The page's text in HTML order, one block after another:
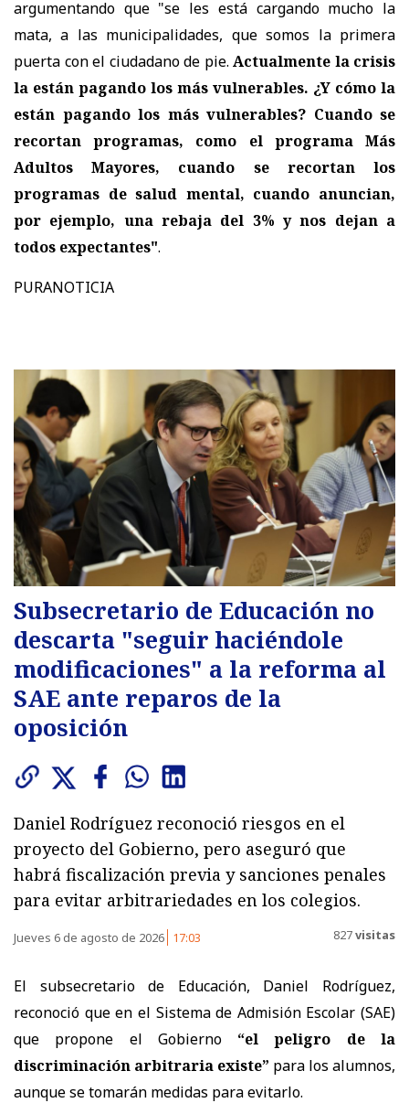
argumentando que "se les está cargando mucho la
mata, a las municipalidades, que somos la primera
puerta con el ciudadano de pie. Actualmente la crisis
la están pagando los más vulnerables. ¿Y cómo la
están pagando los más vulnerables? Cuando se
recortan programas, como el programa Más
Adultos Mayores, cuando se recortan los
programas de salud mental, cuando anuncian,
por ejemplo, una rebaja del 3% y nos dejan a
todos expectantes".
PURANOTICIA
Subsecretario de Educación no
descarta "seguir haciéndole
modificaciones" a la reforma al
SAE ante reparos de la
oposición
Daniel Rodríguez reconoció riesgos en el
proyecto del Gobierno, pero aseguró que
habrá fiscalización previa y sanciones penales
para evitar arbitrariedades en los colegios.
Jueves 6 de agosto de 2026 17:03 827visitas
El subsecretario de Educación, Daniel Rodríguez,
reconoció que en el Sistema de Admisión Escolar (SAE)
que propone el Gobierno “el peligro de la
discriminación arbitraria existe” para los alumnos,
aunque se tomarán medidas para evitarlo.